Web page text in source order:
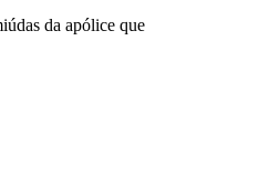
da apólice que